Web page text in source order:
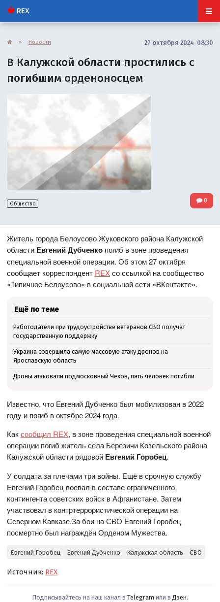
REX
» Новости 27 октября 2024 08:30
В Калужской области простились с
погибшим орденоносцем
Общество 0
Житель города Белоусово Жуковского района Калужской
области Евгений Дубченко погиб в зоне проведения
специальной военной операции. Об этом 27 октября
сообщает корреспондент REXсо ссылкой на сообщество
«Типичное Белоусово» в социальной сети «ВКонтакте».
Ещё по теме
Работодатели при трудоустройстве ветеранов СВО получат
государственную поддержку
Украина совершила самую массовую атаку дронов на
Ярославскую область
Дроны атаковали подмосковный Чехов, пять человек погибли
Известно, что Евгений Дубченко был мобилизован в 2022
годy и погиб в октябре 2024 года.
Каксообщил REX, в зоне проведения специальной военной
операции погиб житель села Березичи Козельского района
Калужской области рядовой Евгений Горобец.
У солдата за плечами три войны. Ещё в срочную службу
Евгений Горобец воевал в составе ограниченного
контингента советских войск в Афганистане. Затем
участвовал в контртеррористической операции на
Северном Кавказе.За бои на СВО Евгений Горобец
посмертно был награждён Орденом Мужества.
Евгений Горобец Евгений Дубченко Калужская область СВО
Источник: REX
Подписывайтесь на наш канал в Telegram или в Дзен.